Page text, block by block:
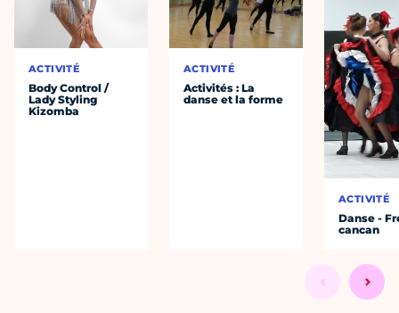
ACTIVITÉ
Body Control /
Lady Styling
Kizomba
ACTIVITÉ
Activités : La
danse et la forme
ACTIVITÉ
Danse -
cancan